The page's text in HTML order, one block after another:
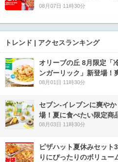
08月07日 11時30分
トレンド | アクセスランキング
オリーブの丘 8月限定「
ンガーリック」新登場！
08月01日 11時30分
セブン‐イレブンに爽や
場！夏に食べたい限定商
08月03日 11時30分
ピザハット夏休みセット
りにぴったりのボリュー